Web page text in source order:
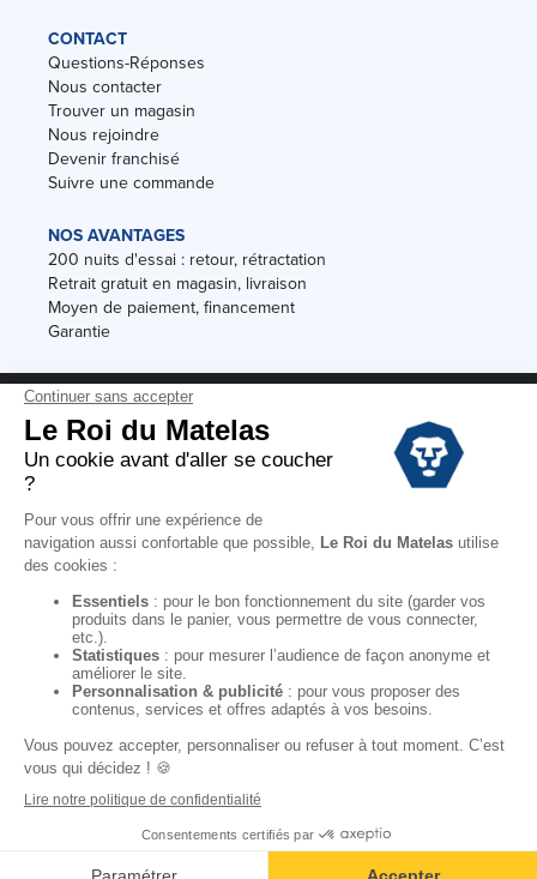
CONTACT
Questions-Réponses
Nous contacter
Trouver un magasin
Nous rejoindre
Devenir franchisé
Suivre une commande
NOS AVANTAGES
200 nuits d'essai : retour, rétractation
Retrait gratuit en magasin, livraison
Moyen de paiement, financement
Garantie
Conditions des offres
Black Friday
Destockage
Conditions Générales de vente magasin
Mentions Légales
Données personnelles
Codes promo Le Roi du Matelas
Copyright © 2022. All rights reserved.